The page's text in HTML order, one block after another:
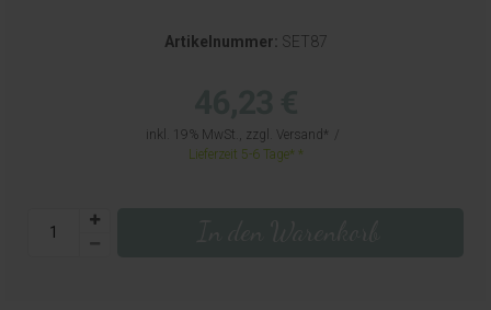
Artikelnummer: SET87
inkl. 19% MwSt., zzgl. Versand
Lieferzeit 5-6 Tage*